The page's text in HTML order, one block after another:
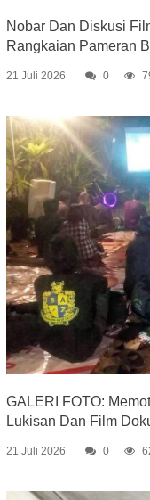
Nobar Dan Diskusi
Rangkaian Pameran
21 Juli 2026 0
GALERI FOTO:
Lukisan Dan Film
21 Juli 2026 0